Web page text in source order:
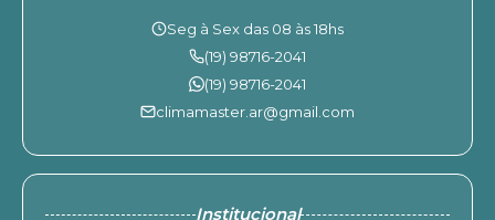
Seg à Sex das 08 às 18hs
(19) 98716-2041
(19) 98716-2041
climamaster.ar@gmail.com
Institucional